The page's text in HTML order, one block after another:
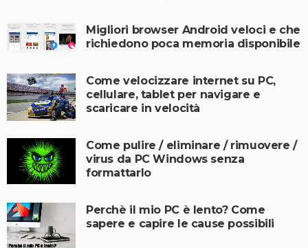
Migliori browser Android veloci e che
richiedono poca memoria disponibile
Come velocizzare internet su PC,
cellulare, tablet per navigare e
scaricare in velocità
Come pulire / eliminare / rimuovere /
virus da PC Windows senza
formattarlo
Perchè il mio PC è lento? Come
sapere e capire le cause possibili